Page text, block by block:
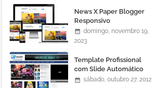
News X Paper Blogger
Responsivo
domingo, novembro 19,
2023
Template Profissional
com Slide Automático
0465sábado, outubro 27, 2012